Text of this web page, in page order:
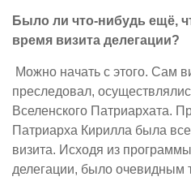
Было ли что-нибудь ещё,
время визита делегации?
Можно начать с этого. Сам
преследовал,
Вселенского Патриархата.
Патриарха Кирилла была
визита. Исходя из
делегации, было очевидным